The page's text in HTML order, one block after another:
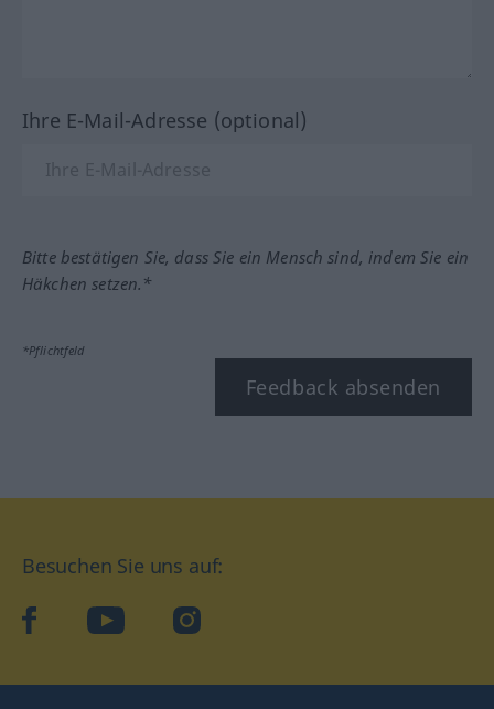
Ihre E-Mail-Adresse (optional)
Bitte bestätigen Sie, dass Sie ein Mensch sind, indem Sie ein
Häkchen setzen.*
*Pflichtfeld
Feedback absenden
Besuchen Sie uns auf:
facebookYouTube Instagram